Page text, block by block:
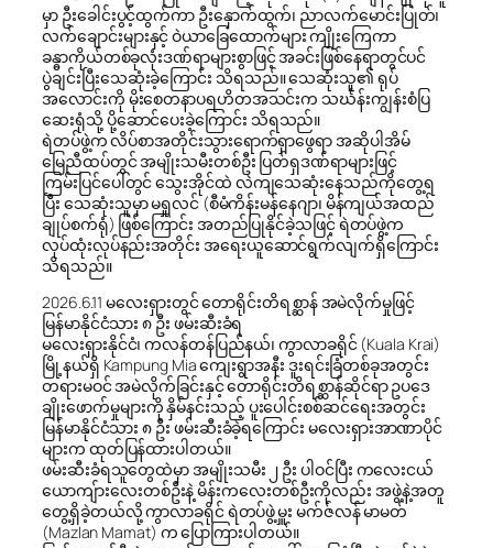
မှာ ဦးခေါင်းပွင့်ထွက်ကာ ဦးနှောက်ထွက်၊ ညာလက်မောင်းပြုတ်၊
လက်ချောင်းများနှင့် ဝဲယာခြေထောက်များ ကျိုးကြေကာ
ခန္ဓာကိုယ်တစ်ခုလုံးဒဏ်ရာများစွာဖြင့် အခင်းဖြစ်နေရာတွင်ပင်
ပွဲချင်းပြီးသေဆုံးခဲ့ကြောင်း သိရသည်။ သေဆုံးသူ၏ ရုပ်
အလောင်းကို မိုးစေတနာပရဟိတအသင်းက သင်္ဃန်းကျွန်းစံပြ
ဆေးရုံသို့ ပို့ဆောင်ပေးခဲ့ကြောင်း သိရသည်။
ရဲတပ်ဖွဲ့က လိပ်စာအတိုင်းသွားရောက်ရှာဖွေရာ အဆိုပါအိမ်
မြေညီထပ်တွင် အမျိုးသမီးတစ်ဦး ပြတ်ရှဒဏ်ရာများဖြင့်
ကြမ်းပြင်ပေါ်တွင် သွေးအိုင်ထဲ လဲကျသေဆုံးနေသည်ကိုတွေ့ရ
ပြီး သေဆုံးသူမှာ မရှုလင် (စီမံကိန်းမန်နေဂျာ၊ မိန်ကျယ်အထည်
ချုပ်စက်ရုံ) ဖြစ်ကြောင်း အတည်ပြုနိုင်ခဲ့သဖြင့် ရဲတပ်ဖွဲ့က
လုပ်ထုံးလုပ်နည်းအတိုင်း အရေးယူဆောင်ရွက်လျက်ရှိကြောင်း
သိရသည်။
2026.6.11 မလေးရှားတွင် တောရိုင်းတိရစ္ဆာန် အမဲလိုက်မှုဖြင့်
မြန်မာနိုင်ငံသား ၈ ဦး ဖမ်းဆီးခံရ
မလေးရှားနိုင်ငံ၊ ကလန်တန်ပြည်နယ်၊ ကွာလာခရိုင် (Kuala Krai)
မြို့နယ်ရှိ Kampung Mia ကျေးရွာအနီး ဒူးရင်းခြံတစ်ခုအတွင်း
တရားမဝင် အမဲလိုက်ခြင်းနှင့် တောရိုင်းတိရစ္ဆာန်ဆိုင်ရာ ဥပဒေ
ချိုးဖောက်မှုများကို နှိမ်နင်းသည့် ပူးပေါင်းစစ်ဆင်ရေးအတွင်း
မြန်မာနိုင်ငံသား ၈ ဦး ဖမ်းဆီးခံခဲ့ရကြောင်း မလေးရှားအာဏာပိုင်
များက ထုတ်ပြန်ထားပါတယ်။
ဖမ်းဆီးခံရသူတွေထဲမှာ အမျိုးသမီး ၂ ဦး ပါဝင်ပြီး ကလေးငယ်
ယောကျ်ားလေးတစ်ဦးနဲ့ မိန်းကလေးတစ်ဦးကိုလည်း အဖွဲ့နဲ့အတူ
တွေ့ရှိခဲ့တယ်လို့ ကွာလာခရိုင် ရဲတပ်ဖွဲ့မှူး မက်ဇ်လန် မာမတ်
(Mazlan Mamat) က ပြောကြားပါတယ်။